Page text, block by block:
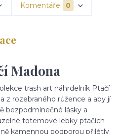
Komentáře 0
Madona
trash art náhrdelník Ptačí
z rozebraného růžence a aby jí
bezpodmínečné lásky a
totemové lebky ptačích
kamennou podporou přilétly